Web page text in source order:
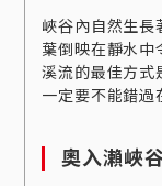
峽谷內自然生長
葉倒映在靜水中
溪流的最佳方式
一定要不能錯過
奧入瀨峽